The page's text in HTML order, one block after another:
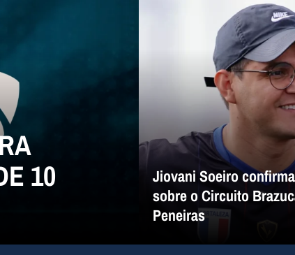
10
Jiovani Soeiro
sobre o Circuito
Peneiras